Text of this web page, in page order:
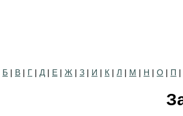
Б | В | Г | Д | Е | Ж | З | И | К | Л | М | Н | О | П |